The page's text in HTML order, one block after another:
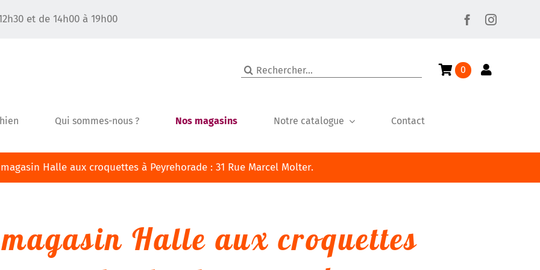
et de 14h00 à 19h00
Rechercher: 0
Qui sommes-nous ? Nos magasins Notre catalogue Contact
Halle aux croquettes à Peyrehorade : 31 Rue Marcel Molter.
Halle aux croquettes